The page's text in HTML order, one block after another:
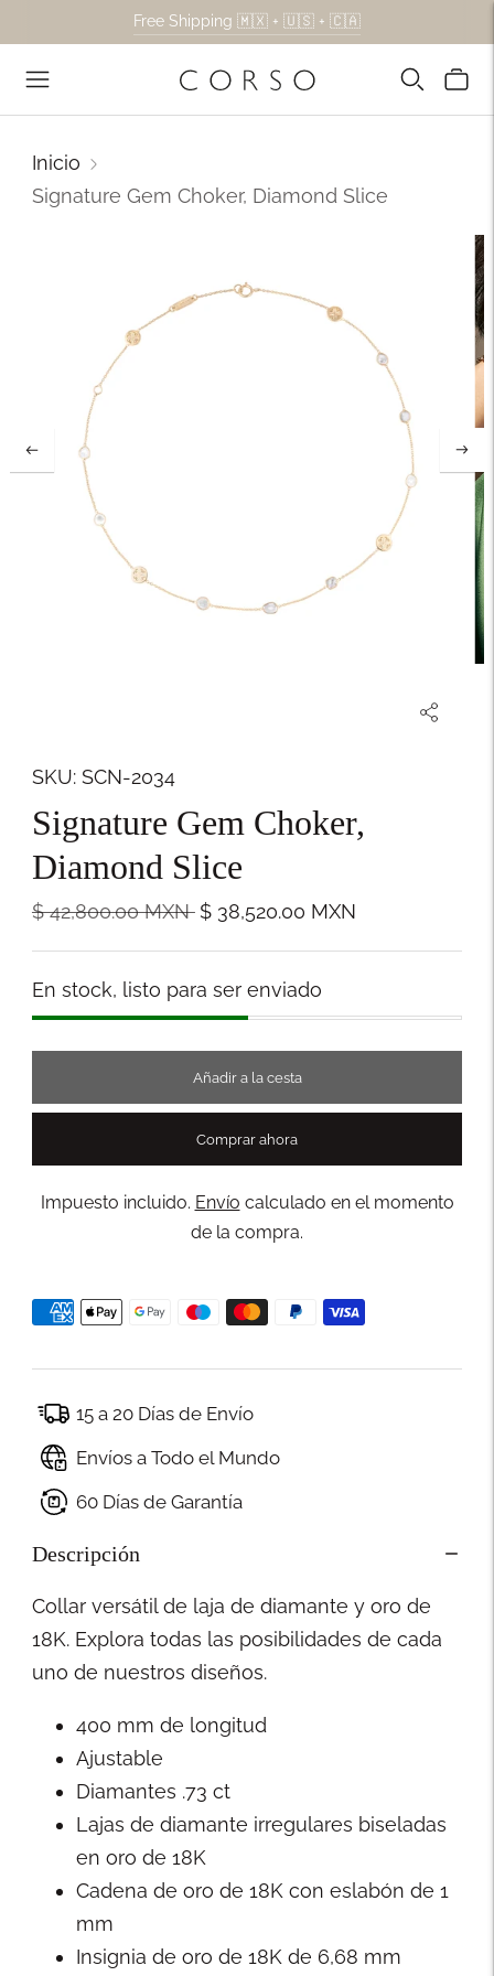
Free Shipping 🇲🇽 + 🇺🇸 + 🇨🇦
Inicio
Signature Gem Choker, Diamond Slice
SKU: SCN-2034
Signature Gem Choker,
Diamond Slice
$ 42,800.00MXNPrecio
$ 38,520.00 MXN
Stock
En stock, listo para ser enviado
Añadir a la cesta
Comprar ahora
Impuesto incluido. Envío calculado en el momento
de la compra.
15 a 20 Días de Envío
Envíos a Todo el Mundo
60 Días de Garantía
Descripción
Collar versátil de laja de diamante y oro de
18K. Explora todas las posibilidades de cada
uno de nuestros diseños.
400 mm de longitud
Ajustable
Diamantes .73 ct
Lajas de diamante irregulares biseladas
en oro de 18K
Cadena de oro de 18K con eslabón de 1
mm
Insignia de oro de 18K de 6,68 mm